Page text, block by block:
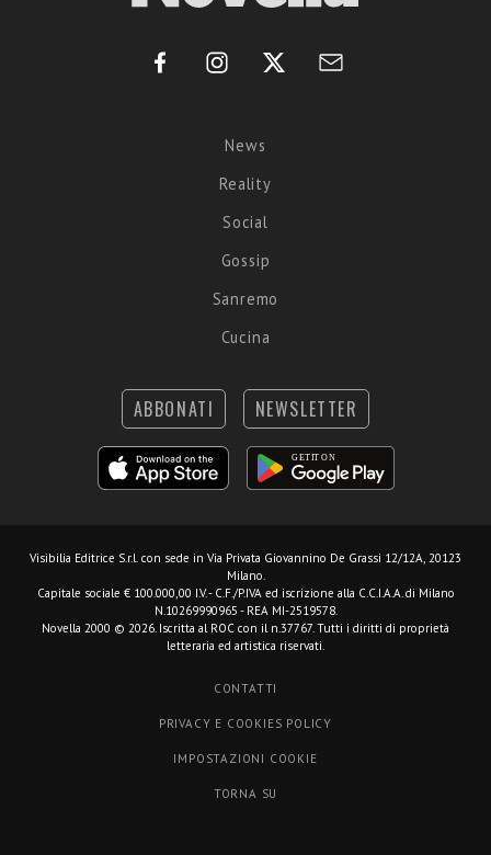
News
Reality
Social
Gossip
Sanremo
Cucina
ABBONATI NEWSLETTER
Visibilia Editrice S.r.l. con sede in Via Privata Giovannino De Grassi 12/12A, 20123
Milano.
Capitale sociale € 100.000,00 I.V. - C.F./P.IVA ed iscrizione alla C.C.I.A.A. di Milano
N.10269990965 - REA MI-2519578.
Novella 2000 © 2026. Iscritta al ROC con il n.37767. Tutti i diritti di proprietà
letteraria ed artistica riservati.
CONTATTI
PRIVACY E COOKIES POLICY
IMPOSTAZIONI COOKIE
TORNA SU